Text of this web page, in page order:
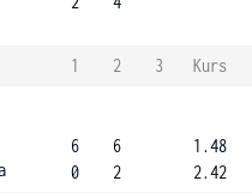
1 2 3
Kurs
6
0
6
2
1.48
2.42